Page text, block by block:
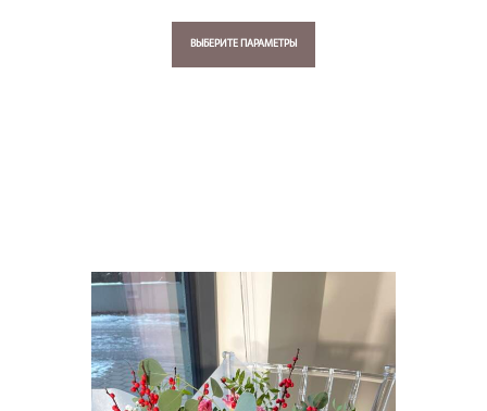
ВЫБЕРИТЕ ПАРАМЕТРЫ